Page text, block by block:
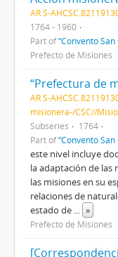
AR S-
1764 - 1960
Part of“Convento San
Prefecto de Misiones
“Prefectura de
AR S-
misionera-/CSC//
Subseries
1764
Part of“Convento San
este nivel incluye
la adaptación de las
las misiones en su
relaciones de
estado de ... »
Prefecto de Misiones